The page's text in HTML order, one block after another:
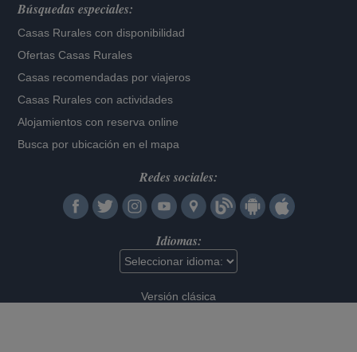
Búsquedas especiales:
Casas Rurales con disponibilidad
Ofertas Casas Rurales
Casas recomendadas por viajeros
Casas Rurales con actividades
Alojamientos con reserva online
Busca por ubicación en el mapa
Redes sociales:
Idiomas:
Versión clásica